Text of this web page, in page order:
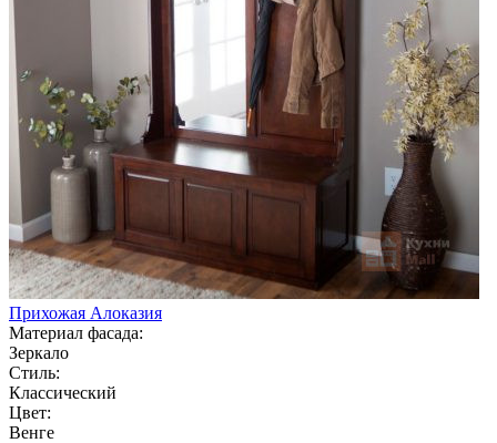
Прихожая Алоказия
Материал фасада:
Зеркало
Стиль:
Классический
Цвет:
Венге